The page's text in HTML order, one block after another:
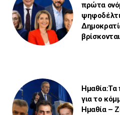
πρώτα
για το
Ημαθία –